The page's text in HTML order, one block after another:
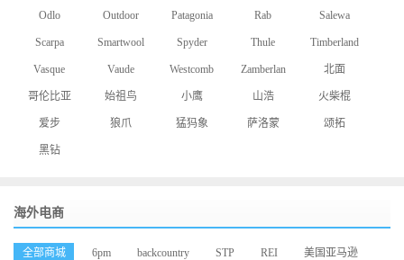
Equipment
Odlo Outdoor
Research
Patagonia Rab Salewa
Scarpa Smartwool Spyder Thule Timberland
Vasque Vaude Westcomb Zamberlan 北面
哥伦比亚 始祖鸟 小鹰 山浩 火柴棍
爱步 狼爪 猛犸象 萨洛蒙 颂拓
黑钻
海外电商
全部商城 6pm backcountry STP REI 美国亚马逊